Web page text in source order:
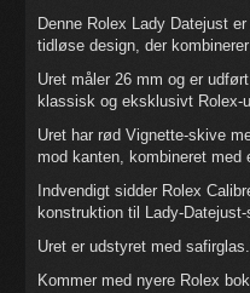
Denne Rolex Lady Datejust
tidløse design, der
Uret måler 26 mm og er
klassisk og eksklusivt Rolex-
Uret har rød Vignette-skive
mod kanten, kombineret
Indvendigt sidder Rolex
konstruktion til Lady-Datejust-
Uret er udstyret med safirglas.
Kommer med nyere Rolex